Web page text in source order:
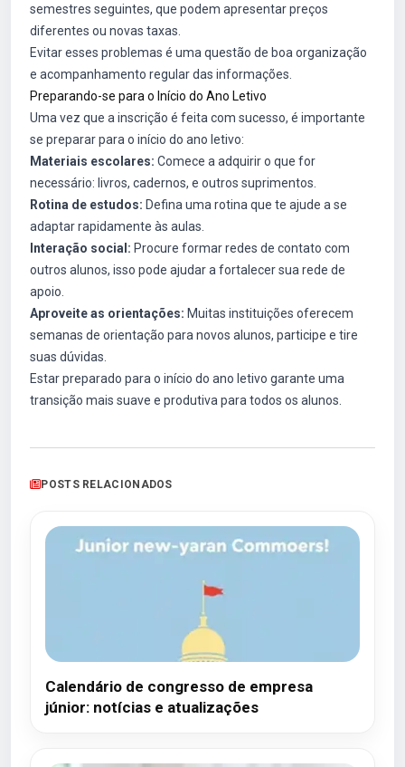
semestres seguintes, que podem apresentar preços
diferentes ou novas taxas.
Evitar esses problemas é uma questão de boa organização
e acompanhamento regular das informações.
Preparando-se para o Início do Ano Letivo
Uma vez que a inscrição é feita com sucesso, é importante
se preparar para o início do ano letivo:
Materiais escolares: Comece a adquirir o que for
necessário: livros, cadernos, e outros suprimentos.
Rotina de estudos: Defina uma rotina que te ajude a se
adaptar rapidamente às aulas.
Interação social: Procure formar redes de contato com
outros alunos, isso pode ajudar a fortalecer sua rede de
apoio.
Aproveite as orientações: Muitas instituições oferecem
semanas de orientação para novos alunos, participe e tire
suas dúvidas.
Estar preparado para o início do ano letivo garante uma
transição mais suave e produtiva para todos os alunos.
POSTS RELACIONADOS
Calendário de congresso de empresa
júnior: notícias e atualizações